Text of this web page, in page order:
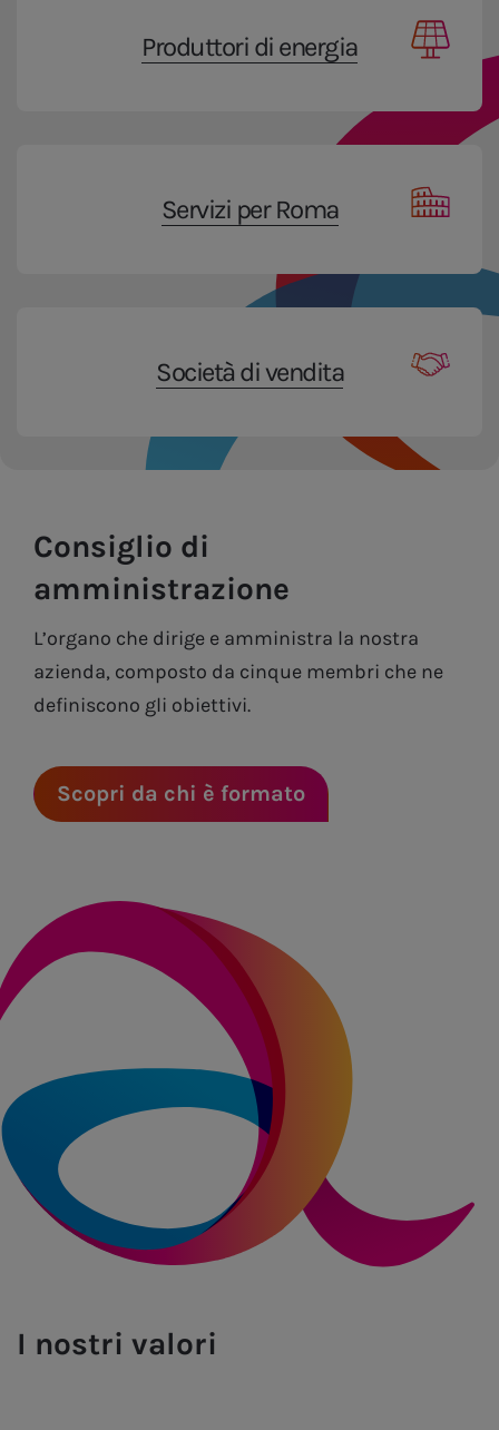
Produttori di energia
Servizi per Roma
Società di vendita
Consiglio di
amministrazione
L’organo che dirige e amministra la nostra
azienda, composto da cinque membri che ne
definiscono gli obiettivi.
Scopri da chi è formato
I nostri valori